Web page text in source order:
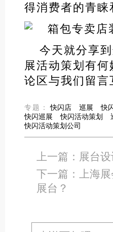
得消费者的青睐
今天就分享
展活动策划有
论区与我们留言
专题： 快闪店 巡展 快
快闪巡展
快闪活动策划
快闪活动策划公司
上一篇： 展台
下一篇：
上海
展台？